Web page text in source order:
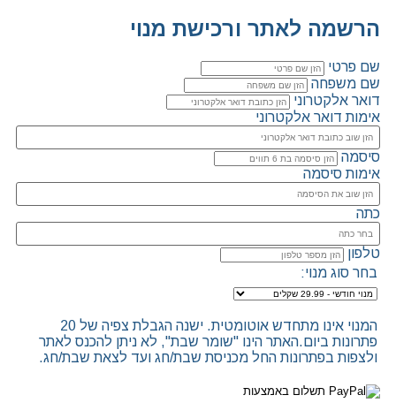
הרשמה לאתר ורכישת מנוי
שם פרטי
שם משפחה
דואר אלקטרוני
אימות דואר אלקטרוני
סיסמה
אימות סיסמה
כתה
טלפון
בחר סוג מנוי:
המנוי אינו מתחדש אוטומטית. ישנה הגבלת צפיה של 20
פתרונות ביום.האתר הינו "שומר שבת", לא ניתן להכנס לאתר
ולצפות בפתרונות החל מכניסת שבת/חג ועד לצאת שבת/חג.